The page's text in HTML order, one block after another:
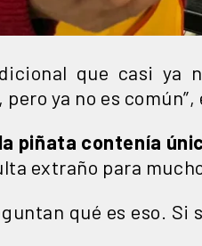
que casi ya
ya no es común”,
piñata contenía
extraño para
qué es eso. Si